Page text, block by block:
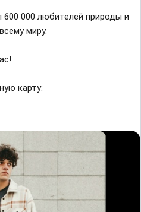
600 000 любителей природы и
миру.
карту: